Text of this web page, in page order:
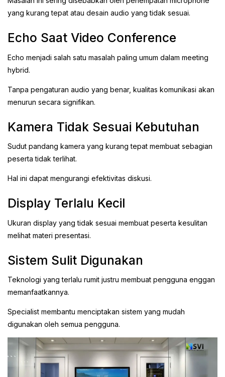
yang kurang tepat atau desain audio yang tidak sesuai.
Echo Saat Video Conference
Echo menjadi salah satu masalah paling umum dalam meeting
hybrid.
Tanpa pengaturan audio yang benar, kualitas komunikasi akan
menurun secara signifikan.
Kamera Tidak Sesuai Kebutuhan
Sudut pandang kamera yang kurang tepat membuat sebagian
peserta tidak terlihat.
Hal ini dapat mengurangi efektivitas diskusi.
Display Terlalu Kecil
Ukuran display yang tidak sesuai membuat peserta kesulitan
melihat materi presentasi.
Sistem Sulit Digunakan
Teknologi yang terlalu rumit justru membuat pengguna enggan
memanfaatkannya.
Specialist membantu menciptakan sistem yang mudah
digunakan oleh semua pengguna.